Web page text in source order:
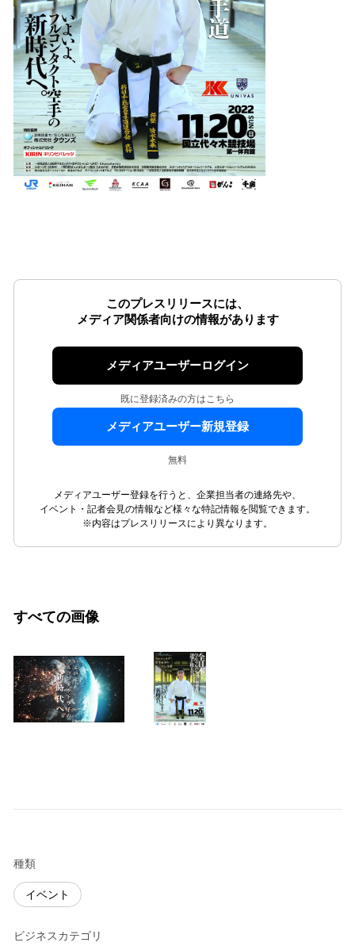
このプレスリリースには、
メディア関係者向けの情報があります
メディアユーザーログイン
既に登録済みの方はこちら
メディアユーザー新規登録
無料
メディアユーザー登録を行うと、企業担当者の連絡先や、
イベント・記者会見の情報など様々な特記情報を閲覧できます。
※内容はプレスリリースにより異なります。
すべての画像
種類
イベント
ビジネスカテゴリ